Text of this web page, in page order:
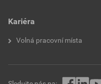
Kariéra
Volná pracovní místa